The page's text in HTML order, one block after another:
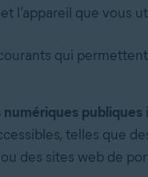
l’appareil que vous
qui
publiques
telles que
des sites web de